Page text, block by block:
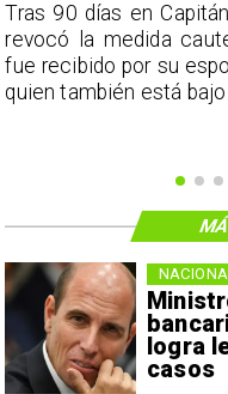
Tras 90 días en
revocó la medida
fue recibido por su
quien también está
logra
casos